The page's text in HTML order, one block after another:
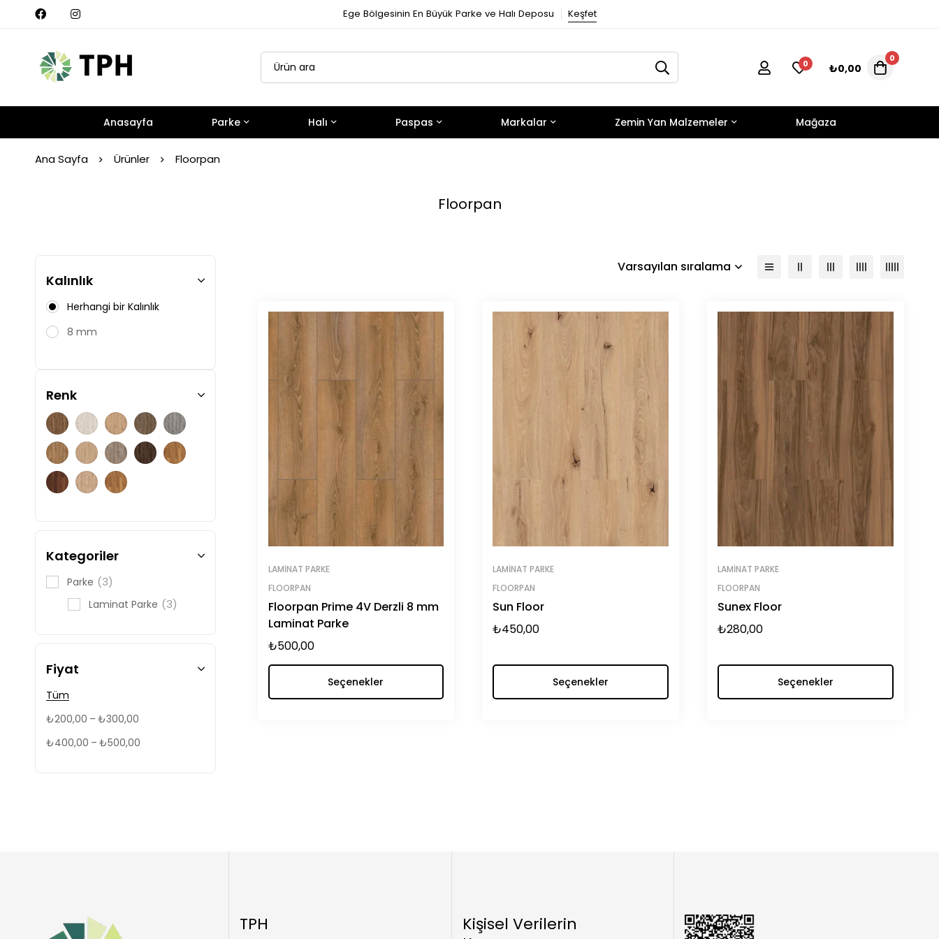
Ege Bölgesinin En Büyük Parke ve Halı Deposu Keşfet
0 ₺0,00
0
Anasayfa Parke Halı Paspas Markalar Zemin Yan Malzemeler Mağaza
Ana Sayfa Ürünler Floorpan
Floorpan
Kalınlık
Herhangi bir Kalınlık
8 mm
Renk
Kategoriler
Parke (3)
Laminat Parke (3)
Fiyat
Tüm
₺200,00 – ₺300,00
₺400,00 – ₺500,00
Varsayılan sıralama
LAMINAT PARKE
FLOORPAN
Floorpan Prime 4V Derzli 8 mm
Laminat Parke
₺500,00
Seçenekler
LAMINAT PARKE
FLOORPAN
Sun Floor
₺450,00
Seçenekler
LAMINAT PARKE
FLOORPAN
Sunex Floor
₺280,00
Seçenekler
TPH
Kişisel Verilerin